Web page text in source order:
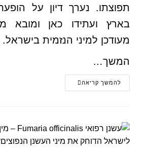
תפוצתו. נערך דיון על
בארץ ועתידו כאן ומובא
מעודכן למיני הנזמית בישראל.
המשך…
להמשך קריאה